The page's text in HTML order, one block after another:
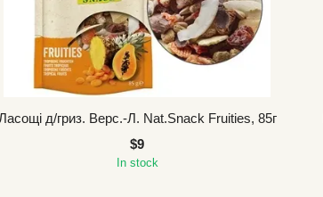
д/гриз. Верс.-Л. Nat.Snack Fruities, 85г
$9
In stock